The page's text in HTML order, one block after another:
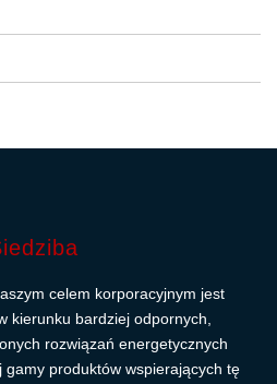
celem korporacyjnym jest
kierunku bardziej odpornych,
rozwiązań energetycznych
produktów wspierających tę